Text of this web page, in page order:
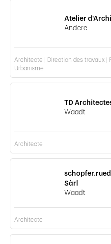
Atelier
Andere
Architecte | Direction des travaux |
Urbanisme
TD
Waadt
Architecte
Sàrl
Waadt
Architecte